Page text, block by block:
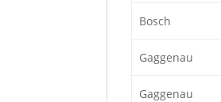
Bosch
Gaggenau
Gaggenau